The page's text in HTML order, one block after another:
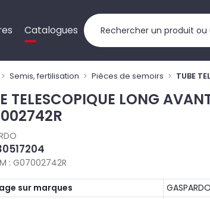
Catalogues
Semis, fertilisation Pièces de semoirs TUBE
TELESCOPIQUE LONG
: G07002742R
sur marques
GASPARDO